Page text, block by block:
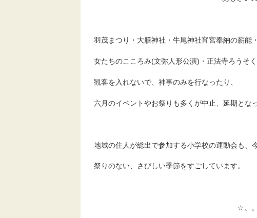
羽茂まつり・大膳神社・牛尾神社宵宮奉納の薪能
女たちのこころみ(文弥人形公演)・正法寺ろうそく
観客を入れないで、神事のみを行なったり、
六月のイベントやお祭りも多くが中止、延期とな
地域の住人が総出で参加する小学校の運動会も、
祭りのない、さびしい季節をすごしています。
☆。